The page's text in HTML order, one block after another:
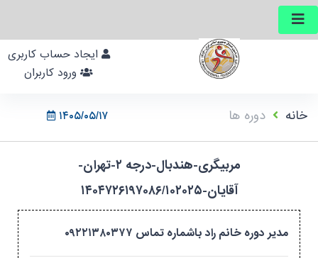
۱۴۰۵/۰۵/۱۷ خانه دوره ها
مربیگری-هندبال-درجه ۲-تهران-
آقایان-۱۴۰۴۷۲۶۱۹۷۰۸۶/۱۰۲۰۲۵
مدیر دوره خانم راد باشماره تماس ۰۹۲۲۱۳۸۰۳۷۷